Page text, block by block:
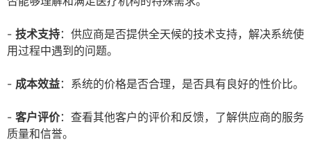
- 技术支持：供应商是否提供全天候的技术支持，解决系统使
用过程中遇到的问题。
- 成本效益：系统的价格是否合理，是否具有良好的性价比。
- 客户评价：查看其他客户的评价和反馈，了解供应商的服务
质量和信誉。